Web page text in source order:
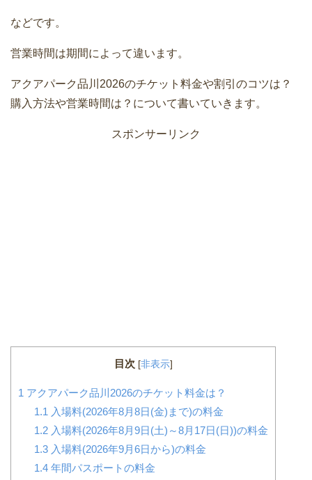
などです。
営業時間は期間によって違います。
アクアパーク品川2026のチケット料金や割引のコツは？
購入方法や営業時間は？について書いていきます。
スポンサーリンク
目次 [非表示]
1 アクアパーク品川2026のチケット料金は？
1.1 入場料(2026年8月8日(金)まで)の料金
1.2入場料(2026年8月9日(土)～8月17日(日))の料金
1.3入場料(2026年9月6日から)の料金
1.4年間パスポートの料金